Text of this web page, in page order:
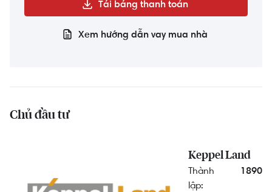
Tải bảng thanh toán
Xem hướng dẫn vay mua nhà
Chủ đầu tư
Keppel Land
Thành
lập:
1890